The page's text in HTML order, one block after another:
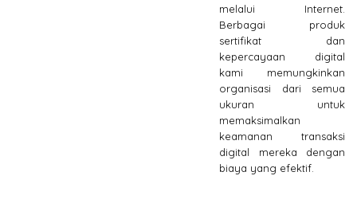
melalui Internet.
Berbagai produk
sertifikat dan
kepercayaan digital
kami memungkinkan
organisasi dari semua
ukuran untuk
memaksimalkan
keamanan transaksi
digital mereka dengan
biaya yang efektif.